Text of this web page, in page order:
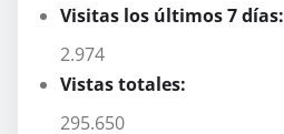
Visitas los últimos 7 días:
2.974
Vistas totales:
295.650